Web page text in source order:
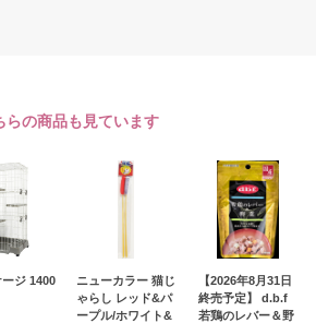
らの商品も見ています
ジ 1400
ニューカラー 猫じ
ゃらし レッド&パ
ープル/ホワイト&
【2026年8月31日
終売予定】 d.b.f
若鶏のレバー＆野